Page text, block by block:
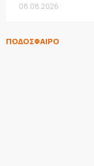
08.08.2026
ΠΟΔΟΣΦΑΙΡΟ